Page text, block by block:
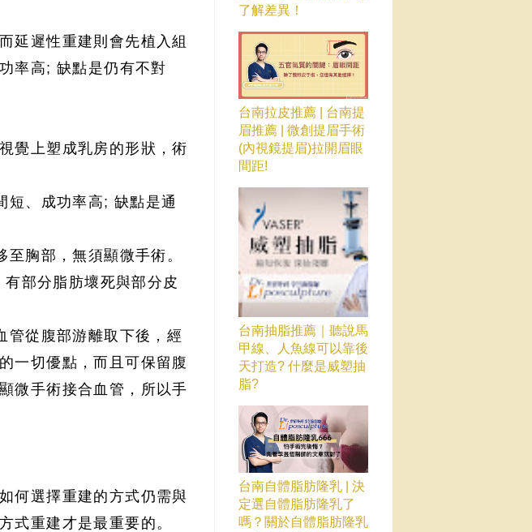
而延遲性重建則會先植入組
率高; 缺點是仍有不對
視覺上塑成乳房的形狀 ，術
短、成功率高; 缺點是通
至胸部 ，無須顯微手術 。
有部分脂肪壞死與部分皮
管從腹部游離取下後 ，經
一切優點 ，而且可保留腹
微手術接合血管 ，所以手
如何選擇重建的方式仍需與
式重建才是最重要的 。
了解差異！
台南拉皮推薦 | 台南提
眉推薦 | 微創提眉手術
(內視鏡提眉)拉開眉眼
間距!
台南抽脂推薦｜聽說馬
甲線、人魚線可以靠後
天打造? 什麼是威塑抽
脂?
台南自體脂肪隆乳 | 決
定選自體脂肪隆乳了
嗎？關於自體脂肪隆乳